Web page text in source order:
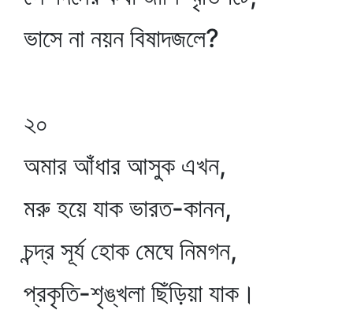
ভাসে না নয়ন বিষাদজলে?
২০
অমার আঁধার আসুক এখন,
মরু হয়ে যাক ভারত-কানন,
চন্দ্র সূর্য হোক মেঘে নিমগন,
প্রকৃতি-শৃঙ্খলা ছিঁড়িয়া যাক।